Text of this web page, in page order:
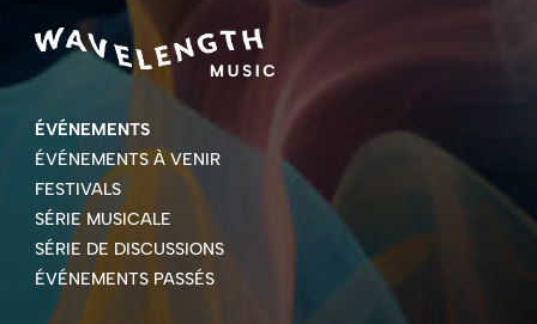
ÉVÉNEMENTS
ÉVÉNEMENTS À VENIR
FESTIVALS
SÉRIE MUSICALE
SÉRIE DE DISCUSSIONS
ÉVÉNEMENTS PASSÉS